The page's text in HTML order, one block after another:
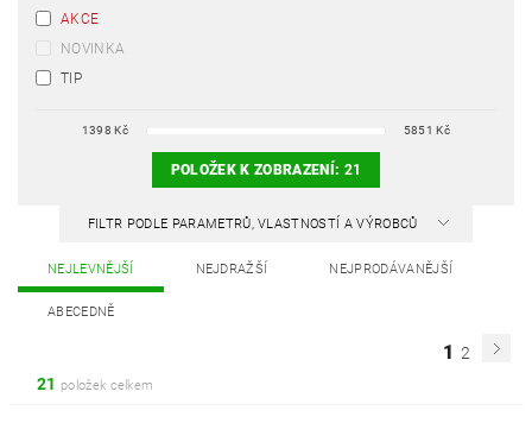
AKCE
NOVINKA
TIP
1398 Kč 5851 Kč
POLOŽEK K ZOBRAZENÍ: 21
FILTR PODLE PARAMETRŮ, VLASTNOSTÍ A VÝROBCŮ
NEJLEVNĚJŠÍ NEJDRAŽŠÍ NEJPRODÁVANĚJŠÍ
ABECEDNĚ
1 2
21 položek celkem